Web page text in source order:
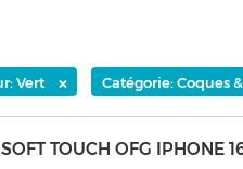
Vert × Catégorie: Coques
TOUCH OFG IPHONE